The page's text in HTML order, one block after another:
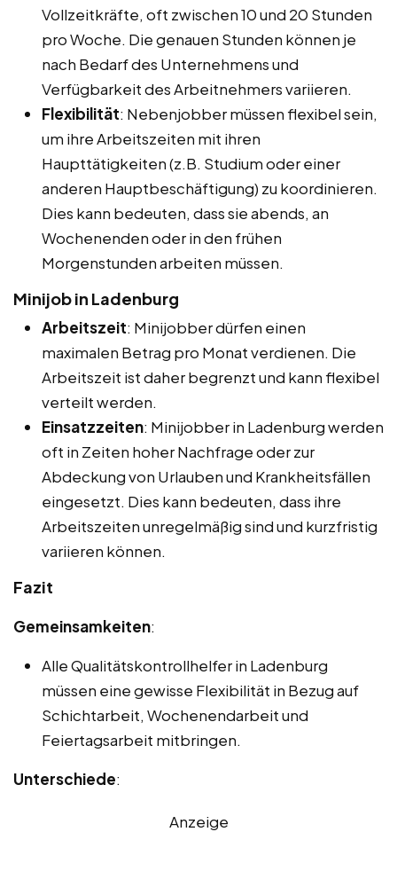
Vollzeitkräfte, oft zwischen 10 und 20 Stunden
pro Woche. Die genauen Stunden können je
nach Bedarf des Unternehmens und
Verfügbarkeit des Arbeitnehmers variieren.
Flexibilität: Nebenjobber müssen flexibel sein,
um ihre Arbeitszeiten mit ihren
Haupttätigkeiten (z.B. Studium oder einer
anderen Hauptbeschäftigung) zu koordinieren.
Dies kann bedeuten, dass sie abends, an
Wochenenden oder in den frühen
Morgenstunden arbeiten müssen.
Minijob in Ladenburg
Arbeitszeit: Minijobber dürfen einen
maximalen Betrag pro Monat verdienen. Die
Arbeitszeit ist daher begrenzt und kann flexibel
verteilt werden.
Einsatzzeiten: Minijobber in Ladenburg werden
oft in Zeiten hoher Nachfrage oder zur
Abdeckung von Urlauben und Krankheitsfällen
eingesetzt. Dies kann bedeuten, dass ihre
Arbeitszeiten unregelmäßig sind und kurzfristig
variieren können.
Fazit
Gemeinsamkeiten:
Alle Qualitätskontrollhelfer in Ladenburg
müssen eine gewisse Flexibilität in Bezug auf
Schichtarbeit, Wochenendarbeit und
Feiertagsarbeit mitbringen.
Unterschiede:
Anzeige